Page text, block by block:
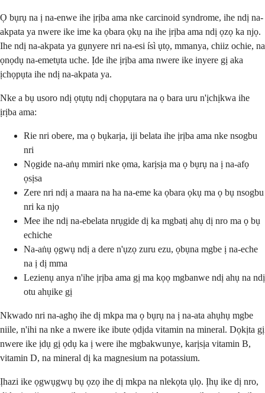
Ọ bụrụ na ị na-enwe ihe ịrịba ama nke carcinoid syndrome, ihe ndị na-
akpata ya nwere ike ime ka ọbara ọkụ na ihe ịrịba ama ndị ọzọ ka njọ.
Ihe ndị na-akpata ya gụnyere nri na-esi ísì ụtọ, mmanya, chiiz ochie, na
ọnọdụ na-emetụta uche. Ịde ihe ịrịba ama nwere ike inyere gị aka
ịchọpụta ihe ndị na-akpata ya.
Nke a bụ usoro ndị ọtụtụ ndị chọpụtara na ọ bara uru n'ịchịkwa ihe
ịrịba ama:
Rie nri obere, ma ọ bụkarịa, iji belata ihe ịrịba ama nke nsogbu
nri
Nọgide na-aṅụ mmiri nke ọma, karịsịa ma ọ bụrụ na ị na-afọ
ọsịsa
Zere nri ndị a maara na ha na-eme ka ọbara ọkụ ma ọ bụ nsogbu
nri ka njọ
Mee ihe ndị na-ebelata nrụgide dị ka mgbatị ahụ dị nro ma ọ bụ
echiche
Na-aṅụ ọgwụ ndị a dere n'ụzọ zuru ezu, ọbụna mgbe ị na-eche
na ị dị mma
Lezienụ anya n'ihe ịrịba ama gị ma kọọ mgbanwe ndị ahụ na ndị
otu ahụike gị
Nkwado nri na-aghọ ihe dị mkpa ma ọ bụrụ na ị na-ata ahụhụ mgbe
niile, n'ihi na nke a nwere ike ibute ọdịda vitamin na mineral. Dọkịta gị
nwere ike ịdụ gị ọdụ ka ị were ihe mgbakwunye, karịsịa vitamin B,
vitamin D, na mineral dị ka magnesium na potassium.
Ịhazi ike ọgwụgwụ bụ ọzọ ihe dị mkpa na nlekọta ụlọ. Ịhụ ike dị nro,